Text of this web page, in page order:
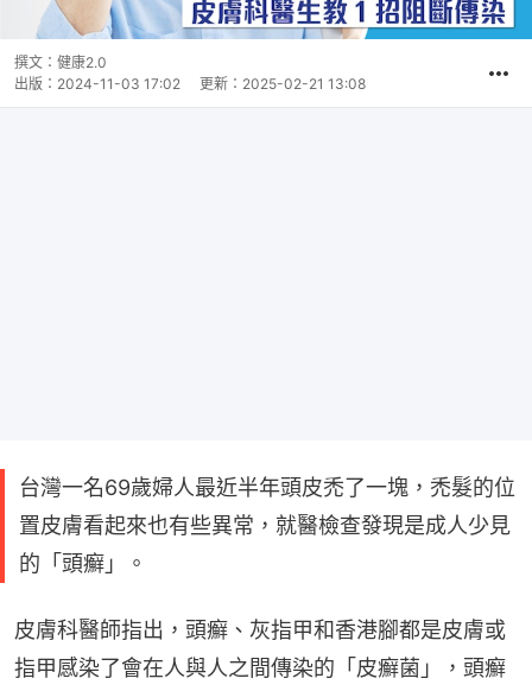
撰文： 健康2.0
出版： 2024-11-03 17:02 更新： 2025-02-21 13:08
台灣一名69歲婦人最近半年頭皮禿了一塊，禿髮的位
置皮膚看起來也有些異常，就醫檢查發現是成人少見
的「頭癬」。
皮膚科醫師指出，頭癬、灰指甲和香港腳都是皮膚或
指甲感染了會在人與人之間傳染的「皮癬菌」，頭癬